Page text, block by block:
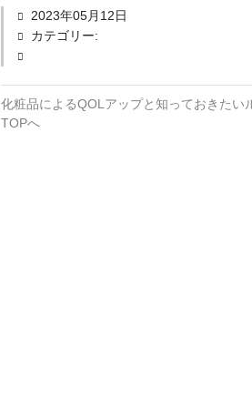
2023年05月12日
カテゴリー:
化粧品によるQOLアップと知っておきたい
TOPへ